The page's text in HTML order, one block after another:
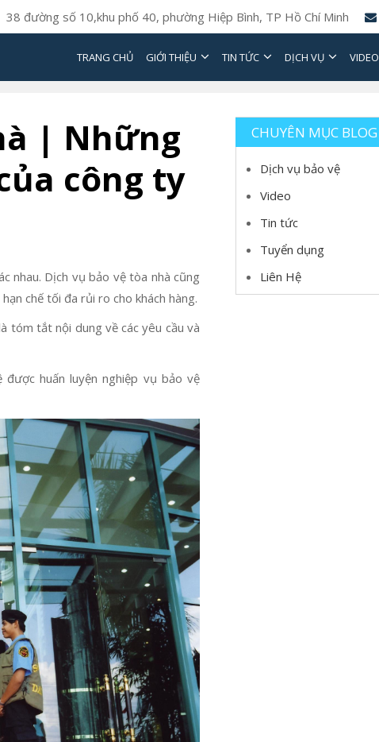
38 đường số 10,khu phố 40, phường Hiệp Bình, TP Hồ Chí Minh
TRANG CHỦ GIỚI THIỆU TIN TỨC DỊCH VỤ VIDEO
| Những
công ty
nhau. Dịch vụ bảo vệ tòa nhà cũng
chế tối đa rủi ro cho khách hàng.
tóm tắt nội dung về các yêu cầu và
huấn luyện nghiệp vụ bảo vệ
CHUYÊN MỤC BLOG
Dịch vụ bảo vệ
Video
Tin tức
Tuyển dụng
Liên Hệ